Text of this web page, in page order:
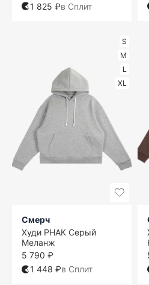
1 825 ₽в Сплит
S
M
L
XL
Смерч
Худи РНАК Серый
Меланж
5 790 ₽
1 448 ₽в Сплит